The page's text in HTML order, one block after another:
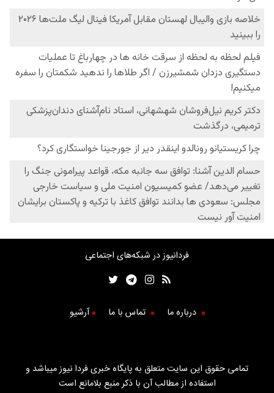
فردانیوز در شبکه‌های اجتماعی
درباره ما تماس با ما آرشیو
تمامی حقوق این سایت متعلق به پایگاه خبری فردا نیوز میباشد و
استفاده از مطالب آن با ذکر منبع بلامانع است